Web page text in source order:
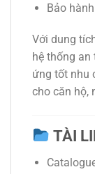
Bảo
Với dung
hệ thống an
ứng tốt nhu
cho căn hộ,
TÀI